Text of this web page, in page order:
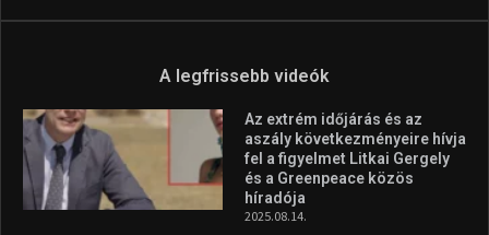
A legfrissebb videók
Az extrém időjárás és az
aszály következményeire hívja
fel a figyelmet Litkai Gergely
és a Greenpeace közös
híradója
2025.08.14.